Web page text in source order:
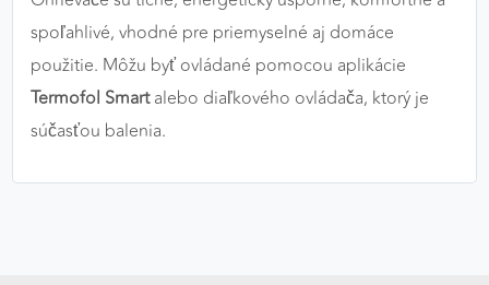
spoľahlivé, vhodné pre priemyselné aj domáce
použitie. Môžu byť ovládané pomocou aplikácie
Termofol Smartalebo diaľkového ovládača, ktorý je
súčasťou balenia.